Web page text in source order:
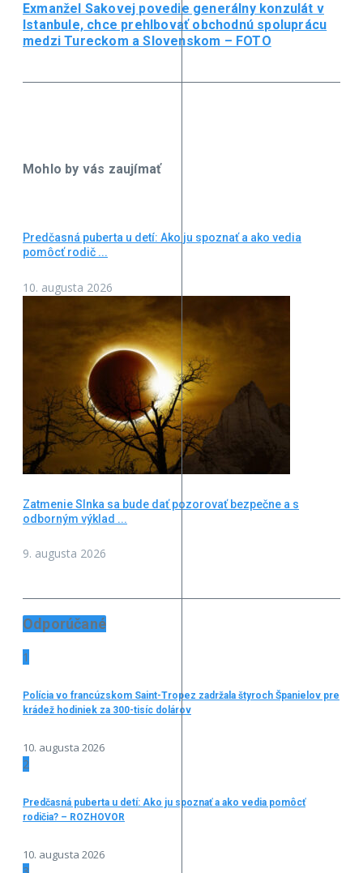
Exmanžel Sakovej povedie generálny konzulát v
Istanbule, chce prehlbovať obchodnú spoluprácu
medzi Tureckom a Slovenskom – FOTO
Mohlo by vás zaujímať
Predčasná puberta u detí: Ako ju spoznať a ako vedia
pomôcť rodič ...
10. augusta 2026
Zatmenie Slnka sa bude dať pozorovať bezpečne a s
odborným výklad ...
9. augusta 2026
Odporúčané
1
Polícia vo francúzskom Saint-Tropez zadržala štyroch Španielov pre
krádež hodiniek za 300-tisíc dolárov
10. augusta 2026
2
Predčasná puberta u detí: Ako ju spoznať a ako vedia pomôcť
rodičia? – ROZHOVOR
10. augusta 2026